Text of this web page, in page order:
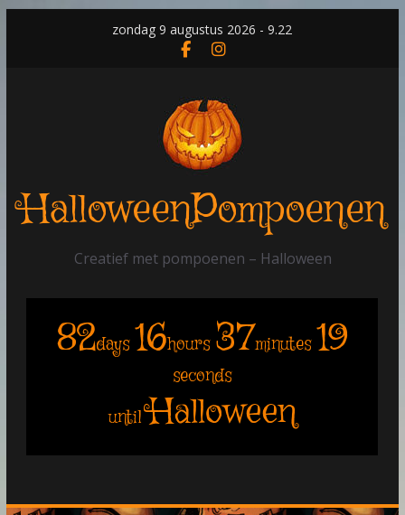
zondag 9 augustus 2026 - 9.22
HalloweenPompoenen
Creatief met pompoenen – Halloween
82days 16hours 37minutes 19
seconds
until Halloween